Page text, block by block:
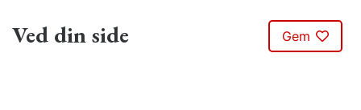
Ved din side Gem